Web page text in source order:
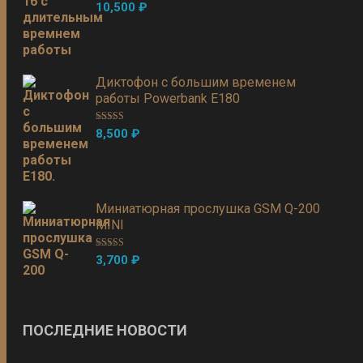
Оценка5.00
из 5
10,500₽
Диктофон с большим временем
работы Powerbank E180
Оценка 5.00
из 5
8,500₽
Миниатюрная прослушка GSM Q-200
MINI
Оценка 5.00
из 5
3,700₽
ПОСЛЕДНИЕ НОВОСТИ